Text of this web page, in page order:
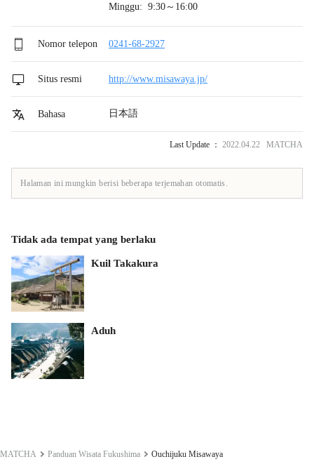
Minggu: 9:30～16:00
Nomor telepon 0241-68-2927
Situs resmi http://www.misawaya.jp/
Bahasa 日本語
Last Update ： 2022.04.22 MATCHA
Halaman ini mungkin berisi beberapa terjemahan otomatis.
Tidak ada tempat yang berlaku
Kuil Takakura
Aduh
MATCHA Panduan Wisata Fukushima Ouchijuku Misawaya